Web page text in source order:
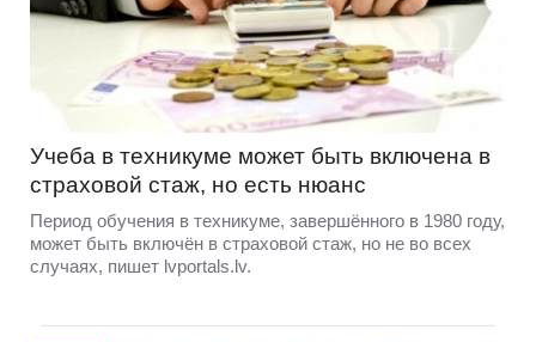
Учеба в техникуме может быть включена в
страховой стаж, но есть нюанс
Период обучения в техникуме, завершённого в 1980 году,
может быть включён в страховой стаж, но не во всех
случаях, пишет lvportals.lv.